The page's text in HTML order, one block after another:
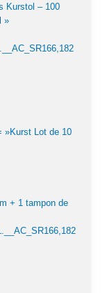
Kurstol – 100
»
»Kurst Lot de 10
+ 1 tampon de